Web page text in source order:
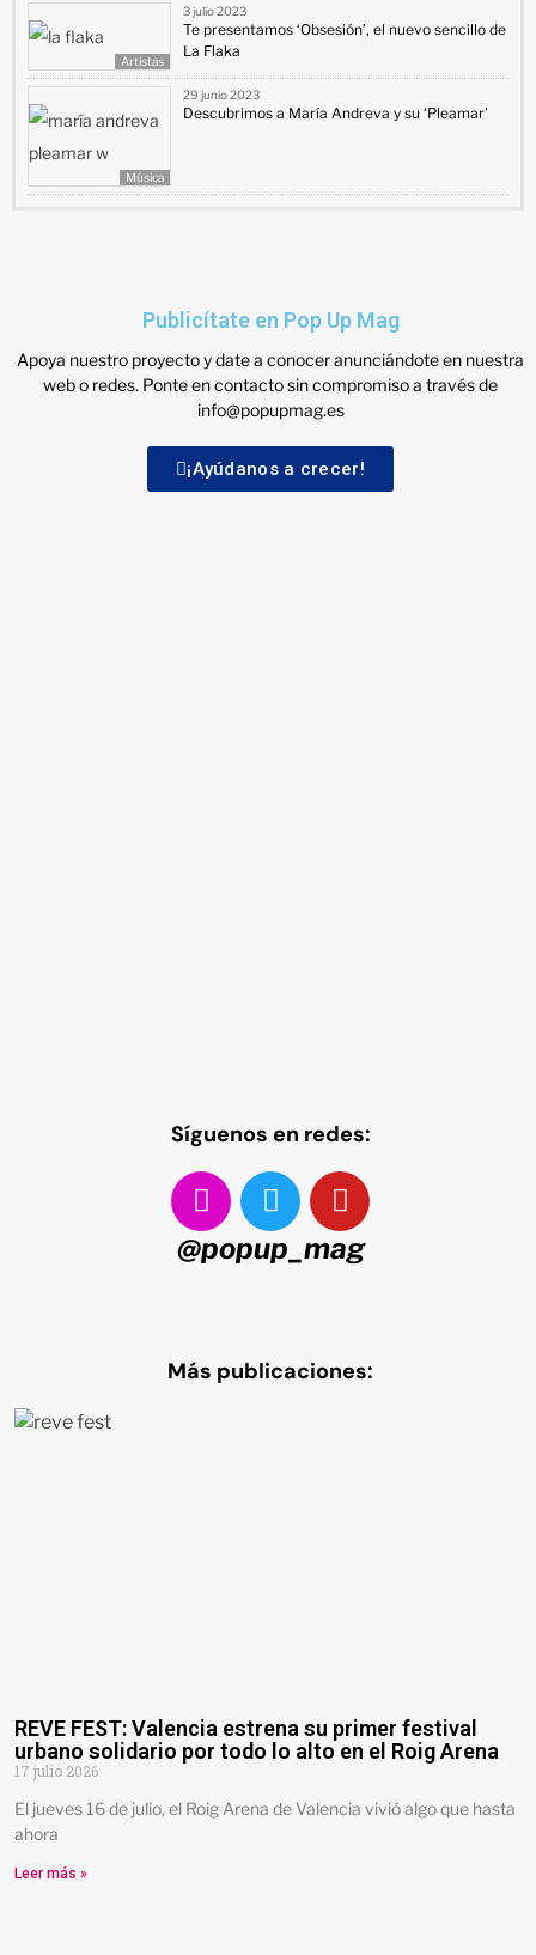
Artistas
3 julio 2023
Te presentamos ‘Obsesión’, el nuevo sencillo de
La Flaka
Música
29 junio 2023
Descubrimos a María Andreva y su ‘Pleamar’
Publicítate en Pop Up Mag
Apoya nuestro proyecto y date a conocer anunciándote en nuestra
web o redes. Ponte en contacto sin compromiso a través de
info@popupmag.es
¡Ayúdanos a crecer!
Síguenos en redes:
@popup_mag
Más publicaciones:
REVE FEST: Valencia estrena su primer festival
urbano solidario por todo lo alto en el Roig Arena
17 julio 2026
El jueves 16 de julio, el Roig Arena de Valencia vivió algo que hasta
ahora
Leer más »